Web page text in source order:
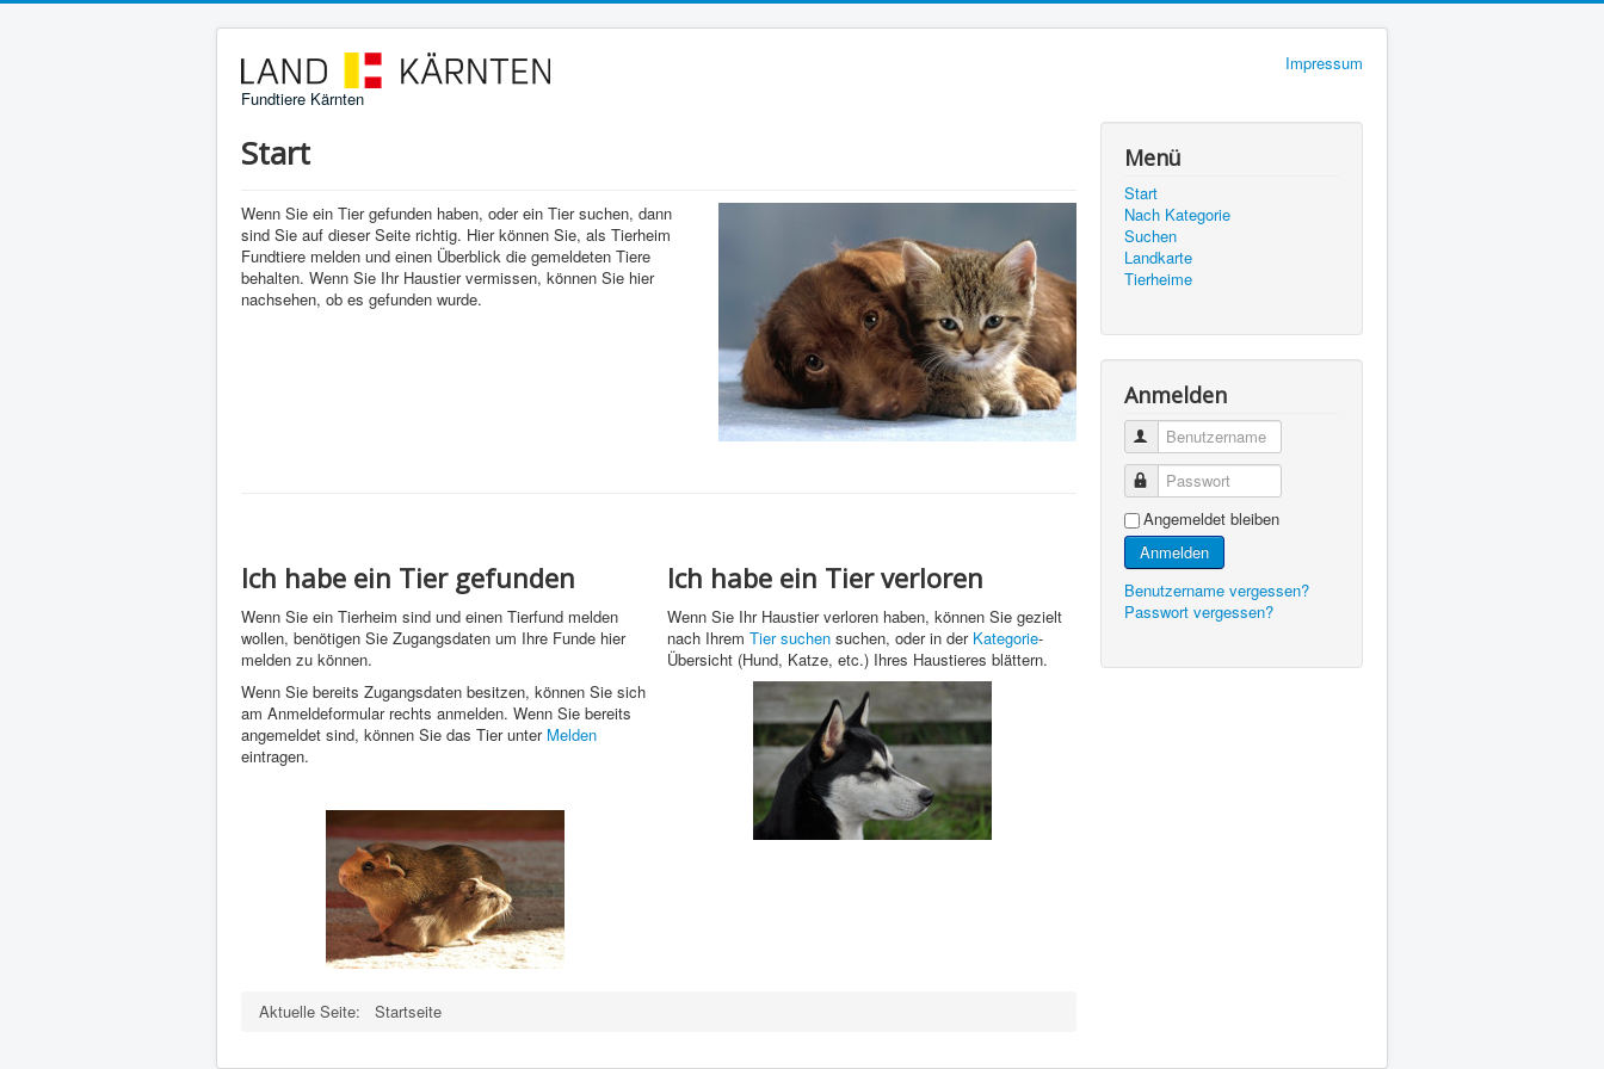
Fundtiere Kärnten
Impressum
Start
Wenn Sie ein Tier gefunden haben, oder ein Tier suchen, dann
sind Sie auf dieser Seite richtig. Hier können Sie, als Tierheim
Fundtiere melden und einen Überblick die gemeldeten Tiere
behalten. Wenn Sie Ihr Haustier vermissen, können Sie hier
nachsehen, ob es gefunden wurde.
Ich habe ein Tier gefunden
Wenn Sie ein Tierheim sind und einen Tierfund melden
wollen, benötigen Sie Zugangsdaten um Ihre Funde hier
melden zu können.
Wenn Sie bereits Zugangsdaten besitzen, können Sie sich
am Anmeldeformular rechts anmelden. Wenn Sie bereits
angemeldet sind, können Sie das Tier unter Melden
eintragen.
Ich habe ein Tier verloren
Wenn Sie Ihr Haustier verloren haben, können Sie gezielt
nach IhremTier suchen suchen, oder in der Kategorie-
Übersicht (Hund, Katze, etc.) Ihres Haustieres blättern.
Aktuelle Seite: Startseite
Menü
Start
Nach Kategorie
Suchen
Landkarte
Tierheime
Anmelden
Benutzername
Passwort
Angemeldet bleiben
Anmelden
Benutzername vergessen?
Passwort vergessen?